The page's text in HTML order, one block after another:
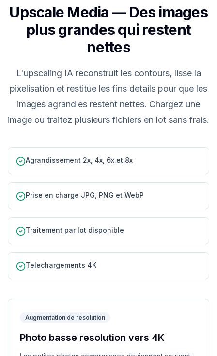
Upscale Media — Des images
plus grandes qui restent
nettes
L'upscaling IA reconstruit les contours, lisse la
pixelisation et restitue les fins details pour que les
images agrandies restent nettes. Chargez une
image ou traitez plusieurs fichiers en lot sans frais.
Agrandissement 2x, 4x, 6x et 8x
Prise en charge JPG, PNG et WebP
Traitement par lot disponible
Telechargements 4K
Augmentation de resolution
Photo basse resolution vers 4K